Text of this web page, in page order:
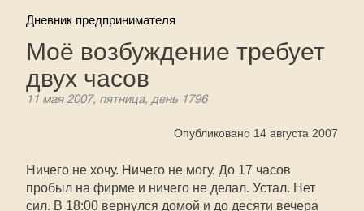
Дневник предпринимателя
Моё возбуждение требует
двух часов
11 мая 2007, пятница, день 1796
Опубликовано 14 августа 2007
Ничего не хочу. Ничего не могу. До 17 часов
пробыл на фирме и ничего не делал. Устал. Нет
сил. В 18:00 вернулся домой и до десяти вечера